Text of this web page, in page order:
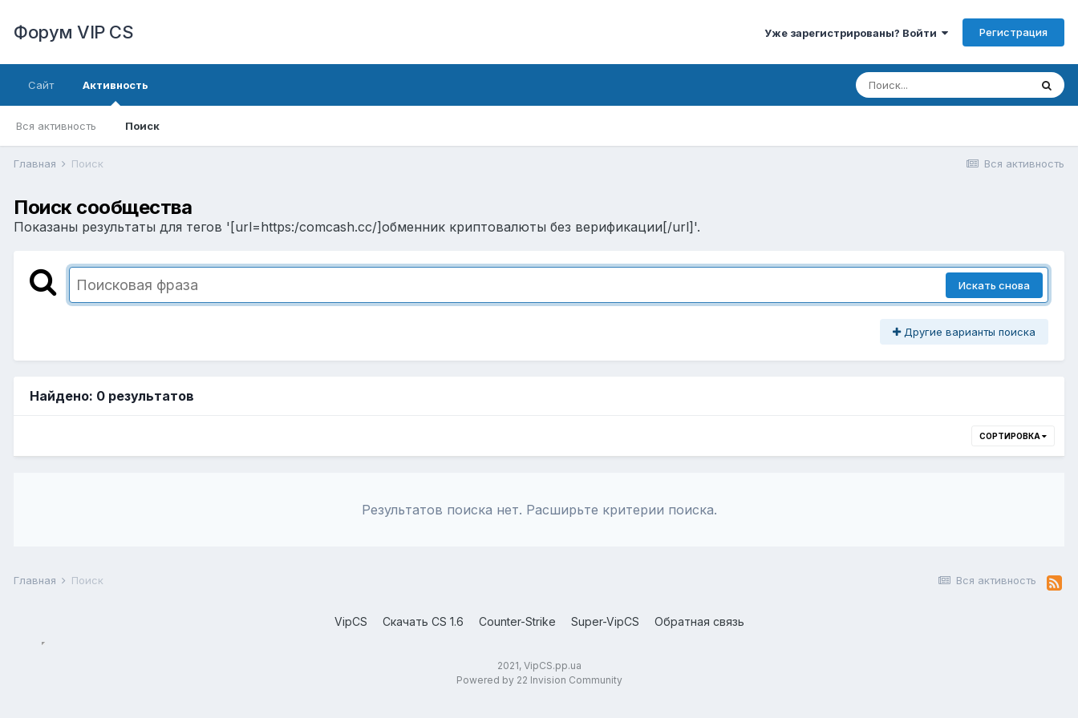
Форум VIP CS Уже зарегистрированы? Войти Регистрация
Сайт Активность
Вся активность Поиск
Вся активность
Главная Поиск
Поиск сообщества
Показаны результаты для тегов '[url=https:/comcash.cc/]обменник криптовалюты без верификации[/url]'.
Искать снова
Другие варианты поиска
Найдено: 0 результатов
СОРТИРОВКА
Результатов поиска нет. Расширьте критерии поиска.
Вся активность
Главная Поиск
VipCS Скачать CS 1.6 Counter-Strike Super-VipCS Обратная связь
2021, VipCS.pp.ua
Powered by 22 Invision Community